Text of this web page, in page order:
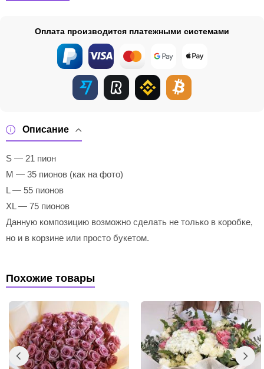
Описание
S — 21 пион
M — 35 пионов (как на фото)
L — 55 пионов
XL — 75 пионов
Данную композицию возможно сделать не только в коробке,
но и в корзине или просто букетом.
Оплата производится платежными системами
Похожие товары